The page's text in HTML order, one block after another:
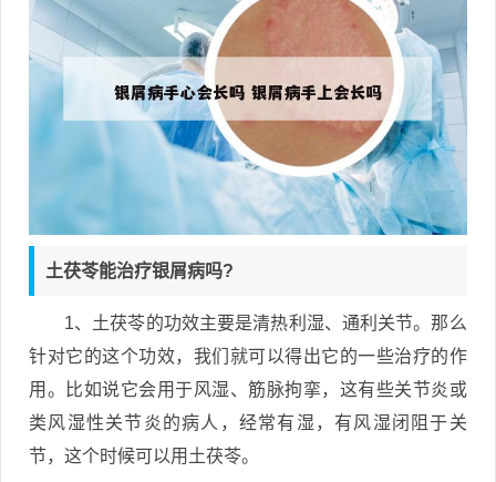
土茯苓能治疗银屑病吗?
1、土茯苓的功效主要是清热利湿、通利关节。那么
针对它的这个功效，我们就可以得出它的一些治疗的作
用。比如说它会用于风湿、筋脉拘挛，这有些关节炎或
类风湿性关节炎的病人，经常有湿，有风湿闭阻于关
节，这个时候可以用土茯苓。